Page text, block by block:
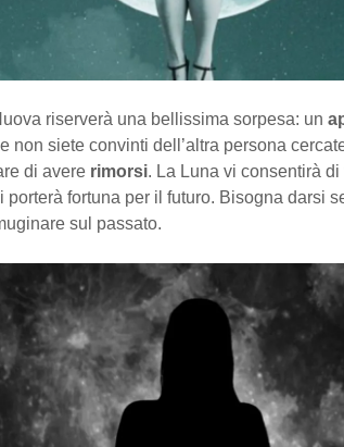
riserverà una bellissima sorpesa: un
non siete convinti dell’altra persona
di avere rimorsi. La Luna vi consentirà di
porterà fortuna per il futuro. Bisogna darsi
sul passato.